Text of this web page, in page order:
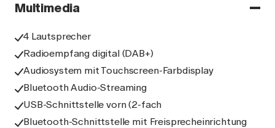
Multimedia
4 Lautsprecher
Radioempfang digital (DAB+)
Audiosystem mit Touchscreen-Farbdisplay
Bluetooth Audio-Streaming
USB-Schnittstelle vorn (2-fach
Bluetooth-Schnittstelle mit Freisprecheinrichtung